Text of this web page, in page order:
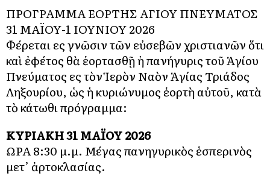
ΠΡΟΓΡΑΜΜΑ ΕΟΡΤΗΣ ΑΓΙΟΥ ΠΝΕΥΜΑΤΟΣ
31 ΜΑΪΟΥ-1 ΙΟΥΝΙΟΥ 2026
Φέρεται εἰς γνῶσιν τῶν εὐσεβῶν χριστιανῶν ὅτι
καὶ ἐφέτος θὰ ἑορτασθῇ ἡ πανήγυρις τοῦ Ἁγίου
Πνεύματος εἰς τὸν Ἱερὸν Ναὸν Ἁγίας Τριάδος
Ληξουρίου, ὡς ἡ κυριώνυμος ἑορτὴ αὐτοῦ, κατὰ
τὸ κάτωθι πρόγραμμα:
ΚΥΡΙΑΚΗ 31 ΜΑΪΟΥ 2026
ΩΡΑ 8:30 μ.μ. Μέγας πανηγυρικὸς ἑσπερινὸς
μετ’ ἀρτοκλασίας.